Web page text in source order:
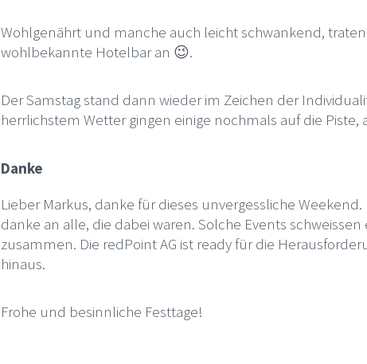
Wohlgenährt und manche auch leicht schwankend,
wohlbekannte Hotelbar an 😉.
Der Samstag stand dann wieder im Zeichen der
herrlichstem Wetter gingen einige nochmals auf die
Danke
Lieber Markus, danke für dieses unvergessliche
danke an alle, die dabei waren. Solche Events
zusammen. Die redPoint AG ist ready für die
hinaus.
Frohe und besinnliche Festtage!